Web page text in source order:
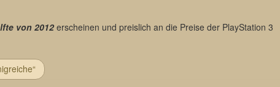
von 2012erscheinen und preislich an die Preise der PlayStation 3